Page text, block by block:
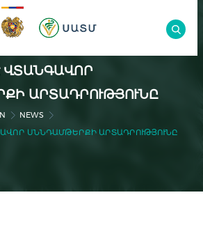
ՎՏԱՆԳԱՎՈՐ
ԱՐՏԱԴՐՈՒԹՅՈՒՆԸ
NEWS
ՍՆՆԴԱՄԹԵՐՔԻ ԱՐՏԱԴՐՈՒԹՅՈՒՆԸ